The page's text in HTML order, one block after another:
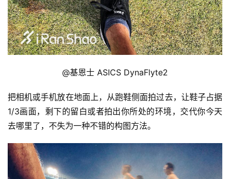
@基恩士 ASICS DynaFlyte2
把相机或手机放在地面上，从跑鞋侧面拍过去，让鞋子占据
1/3画面，剩下的留白或者拍出你所处的环境，交代你今天
去哪里了，不失为一种不错的构图方法。